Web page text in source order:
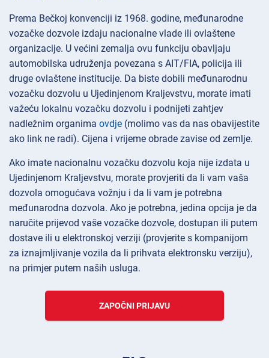
Prema Bečkoj konvenciji iz 1968. godine, međunarodne
vozačke dozvole izdaju nacionalne vlade ili ovlaštene
organizacije. U većini zemalja ovu funkciju obavljaju
automobilska udruženja povezana s AIT/FIA, policija ili
druge ovlaštene institucije. Da biste dobili međunarodnu
vozačku dozvolu u Ujedinjenom Kraljevstvu, morate imati
važeću lokalnu vozačku dozvolu i podnijeti zahtjev
nadležnim organima ovdje (molimo vas da nas obavijestite
ako link ne radi). Cijena i vrijeme obrade zavise od zemlje.
Ako imate nacionalnu vozačku dozvolu koja nije izdata u
Ujedinjenom Kraljevstvu, morate provjeriti da li vam vaša
dozvola omogućava vožnju i da li vam je potrebna
međunarodna dozvola. Ako je potrebna, jedina opcija je da
naručite prijevod vaše vozačke dozvole, dostupan ili putem
dostave ili u elektronskoj verziji (provjerite s kompanijom
za iznajmljivanje vozila da li prihvata elektronsku verziju),
na primjer putem naših usluga.
ZAPOČNI PRIJAVU